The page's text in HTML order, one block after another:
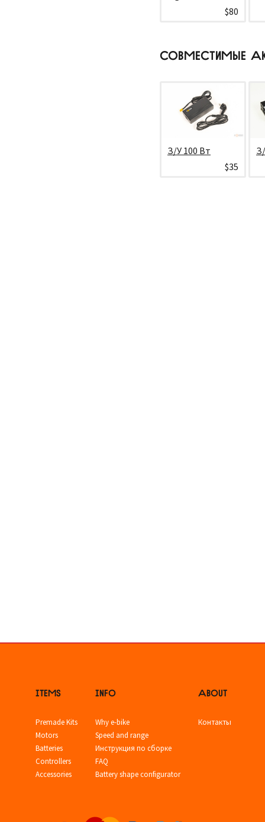
$80
СОВМЕСТИМЫЕ
З/У 100 Вт
$35
ITEMS
Premade Kits
Motors
Batteries
Controllers
Accessories
INFO
Why e-bike
Speed and range
Инструкция по сборке
FAQ
Battery shape configurator
ABOUT
Контакты